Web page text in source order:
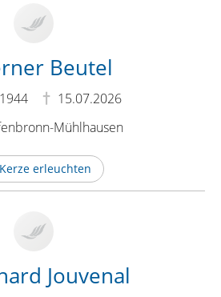
Beutel
15.07.2026
Mühlhausen
Kerze erleuchten
Jouvenal